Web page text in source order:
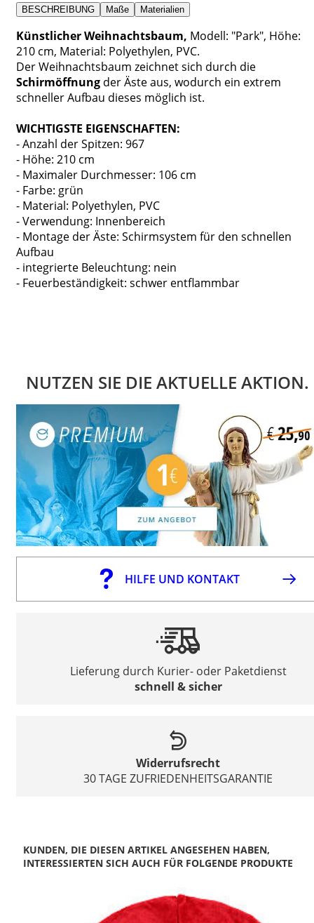
BESCHREIBUNG Maße Materialien
Künstlicher Weihnachtsbaum, Modell: "Park", Höhe:
210 cm, Material: Polyethylen, PVC.
Der Weihnachtsbaum zeichnet sich durch die
Schirmöffnung der Äste aus, wodurch ein extrem
schneller Aufbau dieses möglich ist.
WICHTIGSTE EIGENSCHAFTEN:
- Anzahl der Spitzen: 967
- Höhe: 210 cm
- Maximaler Durchmesser: 106 cm
- Farbe: grün
- Material: Polyethylen, PVC
- Verwendung: Innenbereich
- Montage der Äste: Schirmsystem für den schnellen
Aufbau
- integrierte Beleuchtung: nein
- Feuerbeständigkeit: schwer entflammbar
NUTZEN SIE DIE AKTUELLE AKTION.
HILFE UND KONTAKT
Lieferung durch Kurier- oder Paketdienst
schnell & sicher
Widerrufsrecht
30 TAGE ZUFRIEDENHEITSGARANTIE
KUNDEN, DIE DIESEN ARTIKEL ANGESEHEN HABEN,
INTERESSIERTEN SICH AUCH FÜR FOLGENDE PRODUKTE